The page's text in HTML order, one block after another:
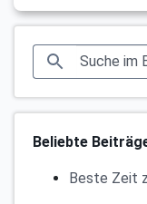
Beliebte
Beste Zeit